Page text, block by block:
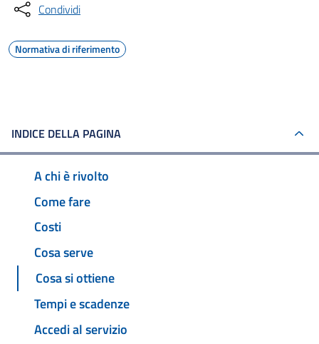
Condividi
Normativa di riferimento
INDICE DELLA PAGINA
A chi è rivolto
Come fare
Costi
Cosa serve
Cosa si ottiene
Tempi e scadenze
Accedi al servizio